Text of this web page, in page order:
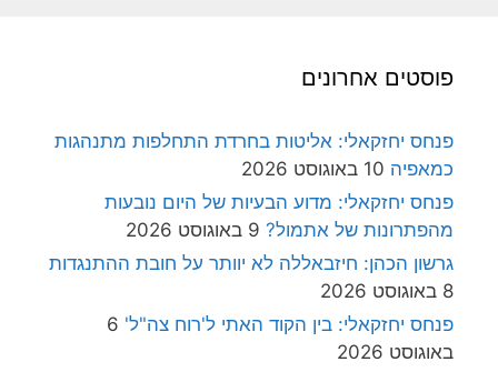
פוסטים אחרונים
פנחס יחזקאלי: אליטות בחרדת התחלפות מתנהגות
כמאפיה 10 באוגוסט 2026
פנחס יחזקאלי: מדוע הבעיות של היום נובעות
מהפתרונות של אתמול? 9 באוגוסט 2026
גרשון הכהן: חיזבאללה לא יוותר על חובת ההתנגדות
8 באוגוסט 2026
פנחס יחזקאלי: בין הקוד האתי ל'רוח צה"ל' 6
באוגוסט 2026